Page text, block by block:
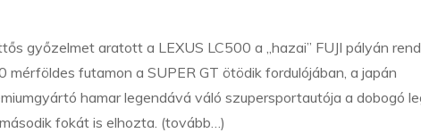
győzelmet aratott a LEXUS LC500 a „hazai” FUJI pályán
mérföldes futamon a SUPER GT ötödik fordulójában, a japán
hamar legendává váló szupersportautója a dobogó
fokát is elhozta. (tovább…)